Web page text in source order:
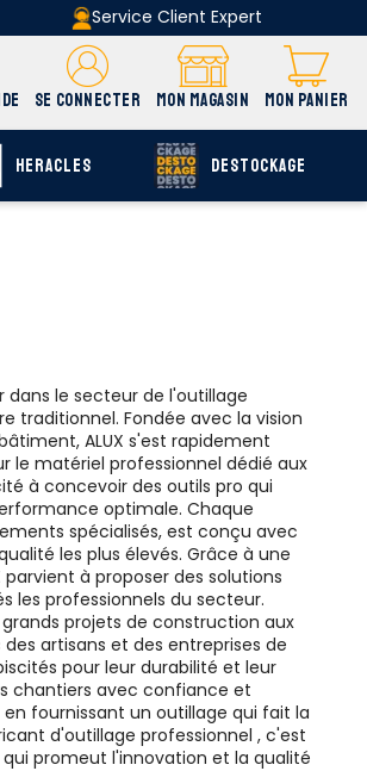
Service Client Expert
SE CONNECTER MON MAGASIN MON PANIER
HERACLES DESTOCKAGE
dans le secteur de l'outillage
traditionnel. Fondée avec la vision
ALUX s'est rapidement
le matériel professionnel dédié aux
à concevoir des outils pro qui
optimale. Chaque
spécialisés, est conçu avec
les plus élevés. Grâce à une
à proposer des solutions
les professionnels du secteur.
projets de construction aux
artisans et des entreprises de
pour leur durabilité et leur
chantiers avec confiance et
fournissant un outillage qui fait la
d'outillage professionnel , c'est
promeut l'innovation et la qualité